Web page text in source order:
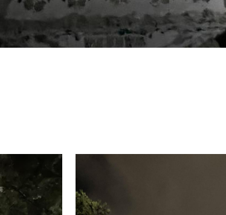
池にうつった小倉城がきれいでした